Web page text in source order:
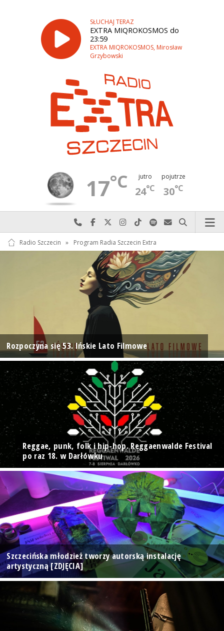
SŁUCHAJ TERAZ
EXTRA MIQROKOSMOS do
23:59
EXTRA MIQROKOSMOS, Mirosław
Grzybowski
17°C jutro
24°C
pojutrze
30°C
Najlepiej po prostu do nas zadzwoń
Odwiedź nas na Facebook-u
Odwiedź nas na X
Odwiedź nas na Instagram-ie
Odwiedź nas na TikTok-u
Szukaj nas na Spotify
Wyślij do nas
Szukaj
Radio Szczecin » Program Radia Szczecin Extra
Rozpoczyna się 53. Ińskie Lato Filmowe
Reggae, punk, folk i hip-hop. Reggaenwalde Festival
po raz 18. w Darłówku
Szczecińska młodzież tworzy autorską instalację
artystyczną [ZDJĘCIA]